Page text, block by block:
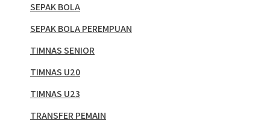
SEPAK BOLA
SEPAK BOLA PEREMPUAN
TIMNAS SENIOR
TIMNAS U20
TIMNAS U23
TRANSFER PEMAIN